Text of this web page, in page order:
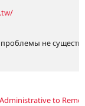
не
to